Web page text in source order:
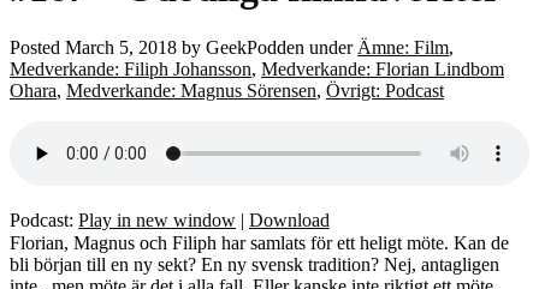
Posted March 5, 2018 by GeekPodden under Ämne: Film,
Medverkande: Filiph Johansson, Medverkande: Florian Lindbom
Ohara, Medverkande: Magnus Sörensen, Övrigt: Podcast
Podcast: Play in new window | Download
Florian, Magnus och Filiph har samlats för ett heligt möte. Kan de
bli början till en ny sekt? En ny svensk tradition? Nej, antagligen